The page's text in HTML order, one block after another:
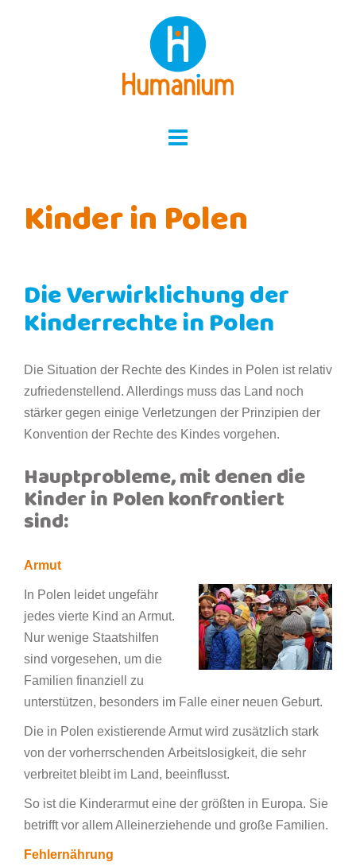
Kinder in Polen
Die Verwirklichung der
Kinderrechte in Polen
Die Situation der Rechte des Kindes in Polen ist relativ
zufriedenstellend. Allerdings muss das Land noch
stärker gegen einige Verletzungen der Prinzipien der
Konvention der Rechte des Kindes vorgehen.
Hauptprobleme, mit denen die
Kinder in Polen konfrontiert
sind:
Armut
In Polen leidet ungefähr
jedes vierte Kind an Armut.
Nur wenige Staatshilfen
sind vorgesehen, um die
Familien finanziell zu
unterstützen, besonders im Falle einer neuen Geburt.
Die in Polen existierende Armut wird zusätzlich stark
von der vorherrschenden Arbeitslosigkeit, die sehr
verbreitet bleibt im Land, beeinflusst.
So ist die Kinderarmut eine der größten in Europa. Sie
betrifft vor allem Alleinerziehende und große Familien.
Fehlernährung